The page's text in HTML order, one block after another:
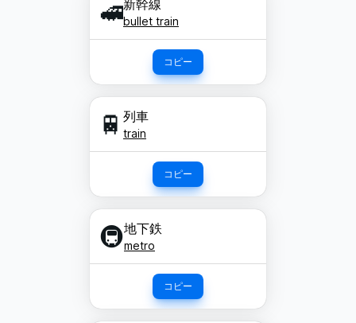
🚅新幹線
bullet train
コピー
🚆 列車
train
コピー
🚇地下鉄
metro
コピー